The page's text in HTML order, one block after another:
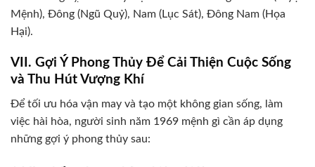
Mệnh), Đông (Ngũ Quỷ), Nam (Lục Sát), Đông Nam (Họa
Hại).
VII. Gợi Ý Phong Thủy Để Cải Thiện Cuộc Sống
và Thu Hút Vượng Khí
Để tối ưu hóa vận may và tạo một không gian sống, làm
việc hài hòa, người sinh năm 1969 mệnh gì cần áp dụng
những gợi ý phong thủy sau: